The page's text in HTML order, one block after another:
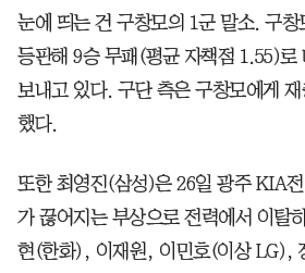
눈에 띄는 건 구창모의 1군 말소. 구창
등판해 9승 무패(평균 자책점 1.55)로
보내고 있다. 구단 측은 구창모에게
했다.
또한 최영진(삼성)은 26일 광주 KIA
가 끊어지는 부상으로 전력에서 이탈
현(한화), 이재원, 이민호(이상 LG),